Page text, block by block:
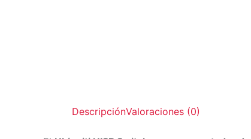
DescripciónValoraciones (0)